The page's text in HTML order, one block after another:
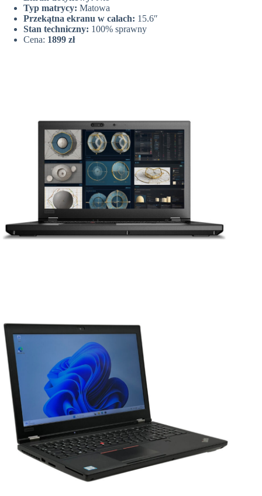
Typ matrycy: Matowa
Przekątna ekranu w calach: 15.6″
Stan techniczny: 100% sprawny
Cena: 1899 zł